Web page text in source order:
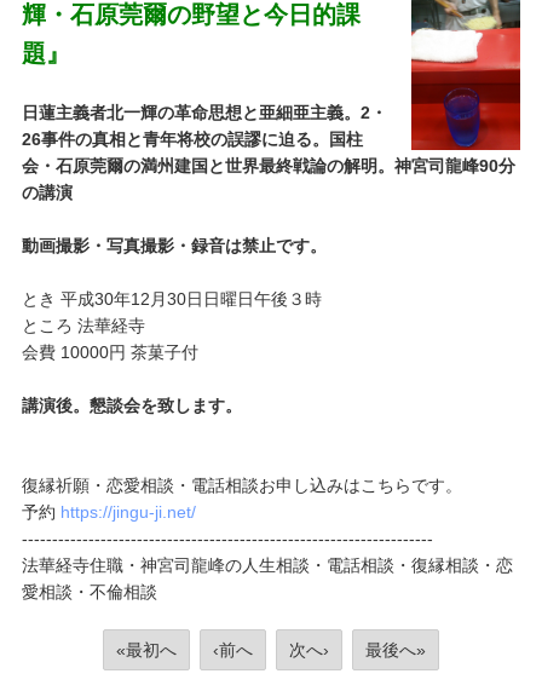
輝・石原莞爾の野望と今日的課
題』
日蓮主義者北一輝の革命思想と亜細亜主義。2・
26事件の真相と青年将校の誤謬に迫る。国柱
会・石原莞爾の満州建国と世界最終戦論の解明。神宮司龍峰90分
の講演
動画撮影・写真撮影・録音は禁止です。
とき 平成30年12月30日日曜日午後３時
ところ 法華経寺
会費 10000円 茶菓子付
講演後。懇談会を致します。
復縁祈願・恋愛相談・電話相談お申し込みはこちらです。
予約 https://jingu-ji.net/
--------------------------------------------------------------------
法華経寺住職・神宮司龍峰の人生相談・電話相談・復縁相談・恋
愛相談・不倫相談
«最初へ ‹前へ 次へ› 最後へ»